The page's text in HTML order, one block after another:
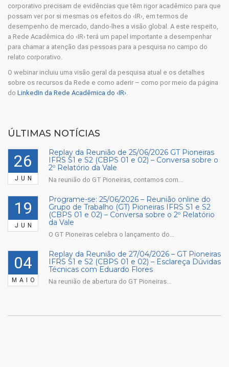
corporativo precisam de evidências que têm rigor acadêmico para que
possam ver por si mesmas os efeitos do ‹IR›, em termos de
desempenho de mercado, dando-lhes a visão global. A este respeito,
a Rede Acadêmica do ‹IR› terá um papel importante a desempenhar
para chamar a atenção das pessoas para a pesquisa no campo do
relato corporativo.
O webinar incluiu uma visão geral da pesquisa atual e os detalhes
sobre os recursos da Rede e como aderir – como por meio da página
do LinkedIn da Rede Acadêmica do ‹IR›.
ÚLTIMAS NOTÍCIAS
26
JUN
Replay da Reunião de 25/06/2026 GT Pioneiras
IFRS S1 e S2 (CBPS 01 e 02) – Conversa sobre o
2º Relatório da Vale
Na reunião do GT Pioneiras, contamos com...
19
JUN
Programe-se: 25/06/2026 – Reunião online do
Grupo de Trabalho (GT) Pioneiras IFRS S1 e S2
(CBPS 01 e 02) – Conversa sobre o 2º Relatório
da Vale
O GT Pioneiras celebra o lançamento do...
04
MAIO
Replay da Reunião de 27/04/2026 – GT Pioneiras
IFRS S1 e S2 (CBPS 01 e 02) – Esclareça Dúvidas
Técnicas com Eduardo Flores
Na reunião de abertura do GT Pioneiras...